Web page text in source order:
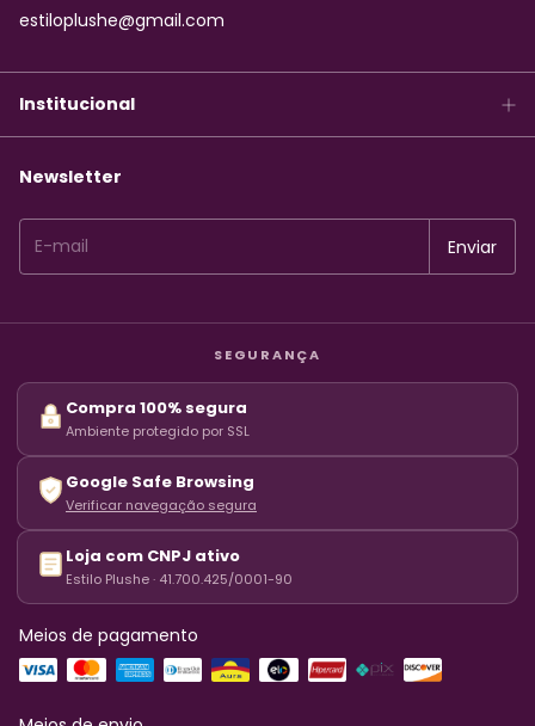
estiloplushe@gmail.com
Institucional
Newsletter
SEGURANÇA
Compra 100% segura
Ambiente protegido por SSL
Google Safe Browsing
Verificar navegação segura
Loja com CNPJ ativo
Estilo Plushe · 41.700.425/0001-90
Meios de pagamento